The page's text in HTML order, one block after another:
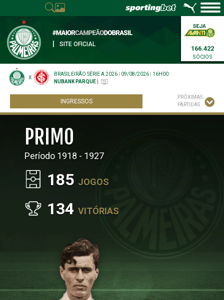
SITE OFICIAL
166.422
SÓCIOS
X
BRASILEIRÃO SÉRIE A 2026 09/08/2026
16H00
NUBANK PARQUE
INGRESSOS
PRÓXIMAS
PARTIDAS
PRIMO
Período 1918 - 1927
185 JOGOS
134VITÓRIAS